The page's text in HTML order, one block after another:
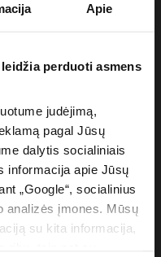
Apie
perduoti asmens
judėjimą,
pagal Jūsų
dalytis socialiniais
informacija apie Jūsų
„Google“, socialinius
analizės įmones. Mūsų
su kita informacija,